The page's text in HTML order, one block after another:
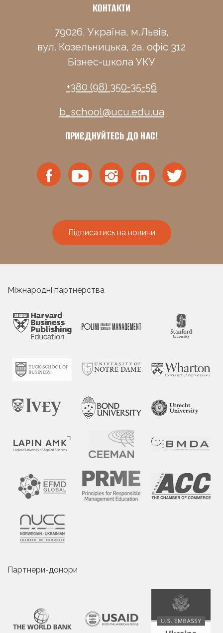
КОНТАКТИ
79026, Україна, м.Львів,
вул. Козельницька, 2а, офіс 312
Бізнес-школа УКУ
+380 (98) 350-35-56
b_school@ucu.edu.ua
ПРИЄДНУЙТЕСЬ ДО НАС!
Підписатись на новини
Міжнародні партнерства
Партнери-донори